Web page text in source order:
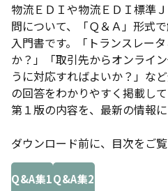
物流ＥＤＩや物流ＥＤＩ標準
問について、「Ｑ＆Ａ」形式
入門書です。「トランスレー
か？」「取引先からオンライ
うに対応すればよいか？」な
の回答をわかりやすく掲載し
第１版の内容を、最新の情報に
ダウンロード前に、目次をご
Q&A集1Q&A集2